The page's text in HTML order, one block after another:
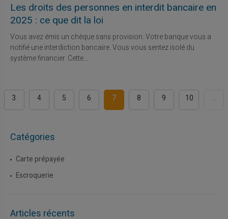
Les droits des personnes en interdit bancaire en
2025 : ce que dit la loi
Vous avez émis un chèque sans provision. Votre banque vous a
notifié une interdiction bancaire. Vous vous sentez isolé du
système financier. Cette...
3 4 5 6 7 8 9 10 ...
Catégories
Carte prépayée
Escroquerie
Articles récents